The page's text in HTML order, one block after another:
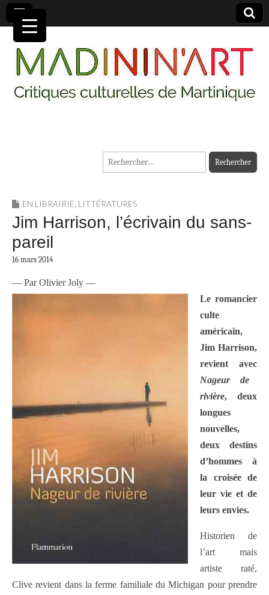
MADININ'ART
Rechercher :
EN LIBRAIRIE, LITTÉRATURES
Jim Harrison, l’écrivain du sans-
pareil
16 mars 2014
— Par Olivier Joly —
Le romancier
culte
américain,
Jim Harrison,
revient avec
Nageur de
rivière, deux
longues
nouvelles,
deux destins
d’hommes à
la croisée de
leur vie et de
leurs envies.
Historien de
l’art mais
artiste raté,
Clive revient dans la ferme familiale du Michigan pour prendre